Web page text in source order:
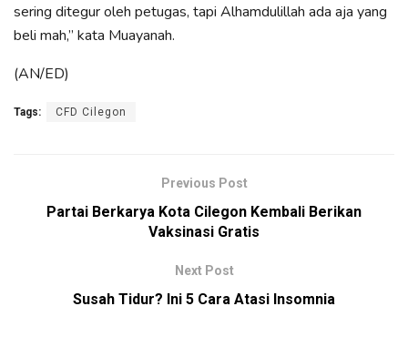
sering ditegur oleh petugas, tapi Alhamdulillah ada aja yang
beli mah,” kata Muayanah.
(AN/ED)
Tags: CFD Cilegon
Previous Post
Partai Berkarya Kota Cilegon Kembali Berikan
Vaksinasi Gratis
Next Post
Susah Tidur? Ini 5 Cara Atasi Insomnia